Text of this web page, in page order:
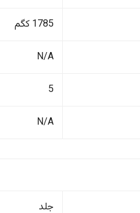
1785 کگم
N/A
5
N/A
جلد